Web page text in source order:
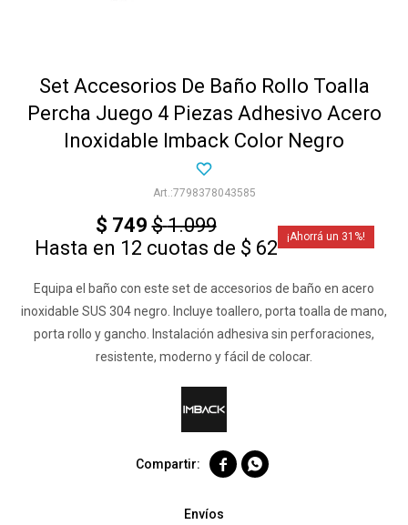
Set Accesorios De Baño Rollo Toalla
Percha Juego 4 Piezas Adhesivo Acero
Inoxidable Imback Color Negro
7798378043585
$ 749 $ 1.099
Hasta en 12 cuotas de $ 62
31
Equipa el baño con este set de accesorios de baño en acero
inoxidable SUS 304 negro. Incluye toallero, porta toalla de mano,
porta rollo y gancho. Instalación adhesiva sin perforaciones,
resistente, moderno y fácil de colocar.
 
Envíos